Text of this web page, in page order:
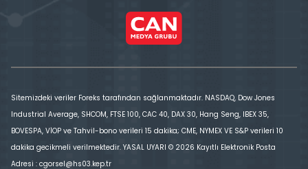
Sitemizdeki veriler Foreks tarafından sağlanmaktadır. NASDAQ, Dow Jones
Industrial Average, SHCOM, FTSE 100, CAC 40, DAX 30, Hang Seng, IBEX 35,
BOVESPA, VİOP ve Tahvil-bono verileri 15 dakika; CME, NYMEX VE S&P verileri 10
dakika gecikmeli verilmektedir. YASAL UYARI © 2026 Kayıtlı Elektronik Posta
Adresi : cgorsel@hs03.kep.tr